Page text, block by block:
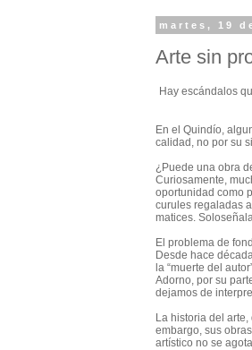
martes, 19
Arte sin
Hay escándalos
En el Quindío,
calidad, no por su
¿Puede una obra
Curiosamente,
oportunidad como
curules regaladas
matices. Solo
El problema de
Desde hace
la “muerte del
Adorno, por su
dejamos de
La historia del
embargo, sus
artístico no se